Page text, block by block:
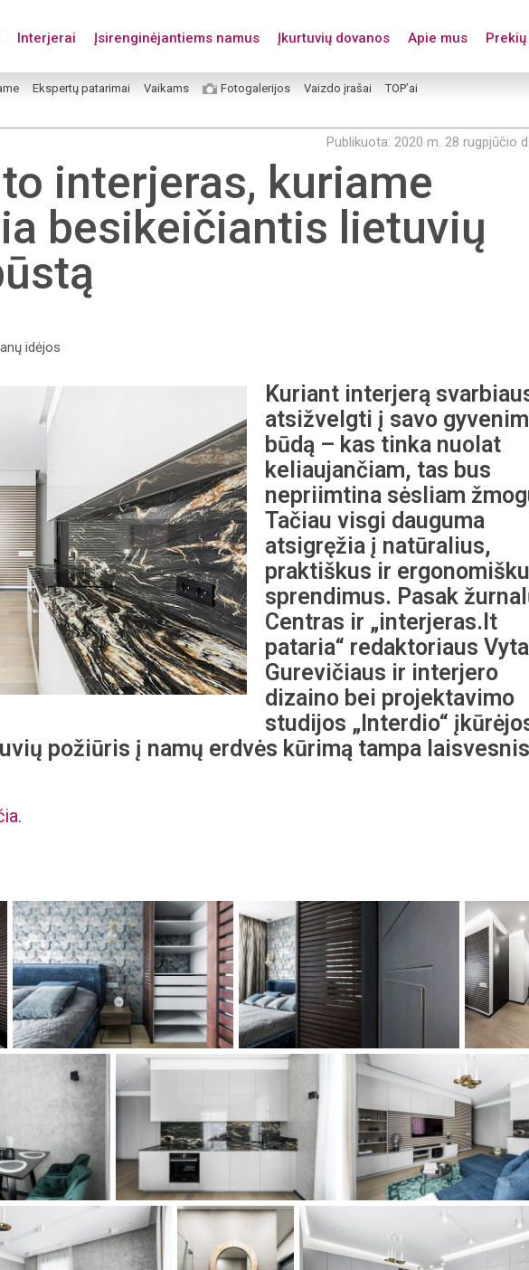
Interjerai Įsirenginėjantiems namus Įkurtuvių dovanos Apie mus
Ekspertų patarimai Vaikams Fotogalerijos Vaizdo įrašai TOP’ai
Publikuota: 2020 m. 28 rugpjūčio
interjeras, kuriame
besikeičiantis lietuvių
idėjos
Kuriant interjerą
atsižvelgti į savo
būdą – kas tinka nuolat
keliaujančiam, tas bus
nepriimtina sėsliam
Tačiau visgi dauguma
atsigręžia į natūralius,
praktiškus ir
sprendimus. Pasak
Centras ir „interjeras.lt
pataria“ redaktoriaus
Gurevičiaus ir interjero
dizaino bei projektavimo
studijos „Interdio“
požiūris į namų erdvės kūrimą tampa
.